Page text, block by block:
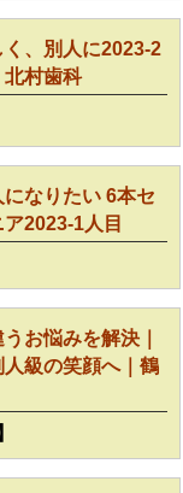
、別人に2023-2
村歯科
なりたい 6本セ
2023-1人目
お悩みを解決｜
級の笑顔へ｜鶴